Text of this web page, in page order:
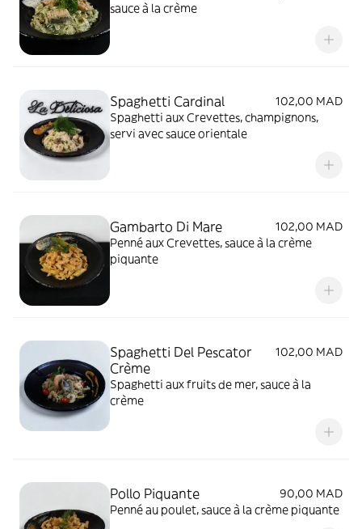
sauce à la crème
Spaghetti Cardinal
102,00 MAD
Spaghetti aux Crevettes, champignons,
servi avec sauce orientale
Gambarto Di Mare
102,00 MAD
Penné aux Crevettes, sauce à la crème
piquante
Spaghetti Del Pescator
Crème
102,00 MAD
Spaghetti aux fruits de mer, sauce à la
crème
Pollo Piquante
90,00 MAD
Penné au poulet, sauce à la crème piquante